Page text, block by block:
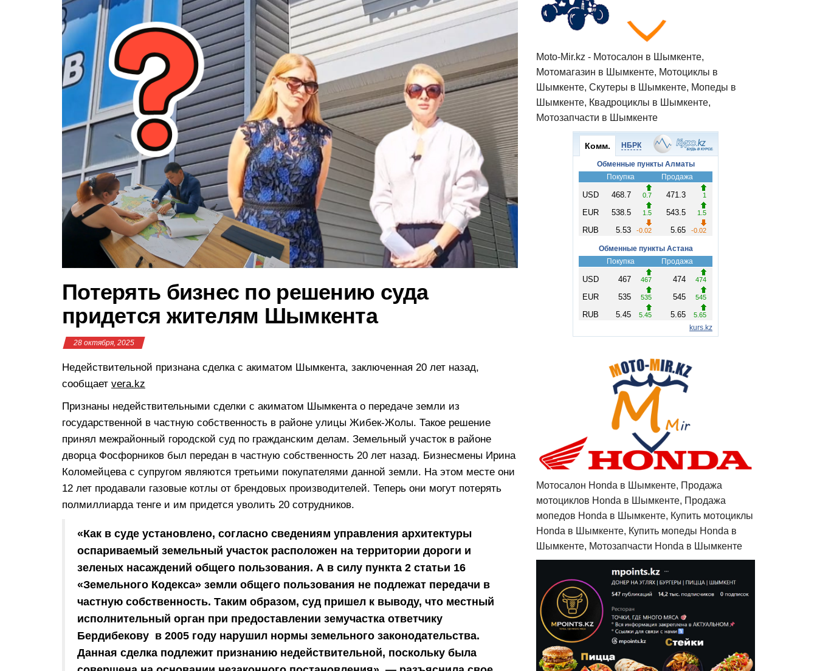
Потерять бизнес по решению суда
придется жителям Шымкента
28 октября, 2025
Недействительной признана сделка с акиматом Шымкента, заключенная 20 лет назад,
сообщает vera.kz
Признаны недействительными сделки с акиматом Шымкента о передаче земли из
государственной в частную собственность в районе улицы Жибек-Жолы. Такое решение
принял межрайонный городской суд по гражданским делам. Земельный участок в районе
дворца Фосфорников был передан в частную собственность 20 лет назад. Бизнесмены Ирина
Коломейцева с супругом являются третьими покупателями данной земли. На этом месте они
12 лет продавали газовые котлы от брендовых производителей. Теперь они могут потерять
полмиллиарда тенге и им придется уволить 20 сотрудников.
«Как в суде установлено, согласно сведениям управления архитектуры
оспариваемый земельный участок расположен на территории дороги и
зеленых насаждений общего пользования. А в силу пункта 2 статьи 16
«Земельного Кодекса» земли общего пользования не подлежат передачи в
частную собственность. Таким образом, суд пришел к выводу, что местный
исполнительный орган при предоставлении земучастка ответчику
Бердибекову в 2005 году нарушил нормы земельного законодательства.
Данная сделка подлежит признанию недействительной, поскольку была
Moto-Mir.kz - Мотосалон в Шымкенте,
Мотомагазин в Шымкенте, Мотоциклы в
Шымкенте, Скутеры в Шымкенте, Мопеды в
Шымкенте, Квадроциклы в Шымкенте,
Мотозапчасти в Шымкенте
Мотосалон Honda в Шымкенте, Продажа
мотоциклов Honda в Шымкенте, Продажа
мопедов Honda в Шымкенте, Купить мотоциклы
Honda в Шымкенте, Купить мопеды Honda в
Шымкенте, Мотозапчасти Honda в Шымкенте